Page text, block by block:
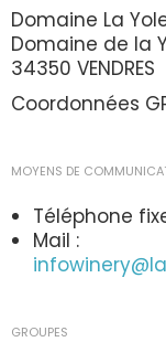
Domaine La
Domaine de la
34350 VENDRES
Coordonnées
MOYENS DE
Téléphone
Mail :
GROUPES